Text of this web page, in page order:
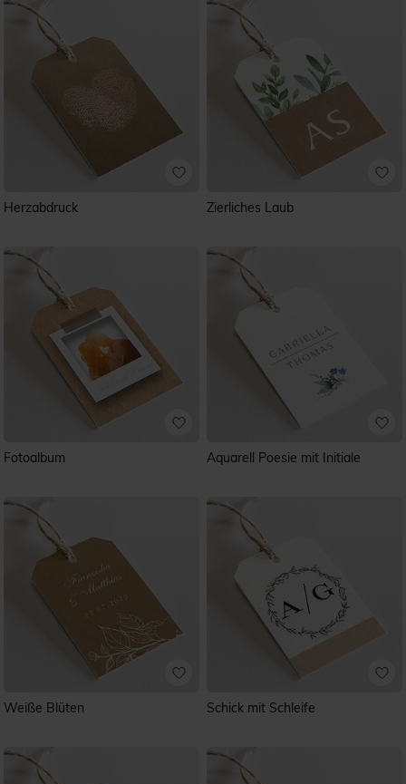
Herzabdruck Zierliches Laub
Fotoalbum Aquarell Poesie mit Initiale
Weiße Blüten Schick mit Schleife